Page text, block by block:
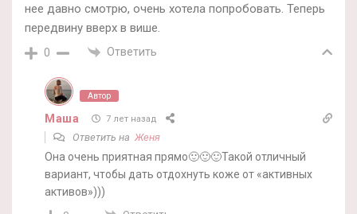
нее давно смотрю, очень хотела попробовать. Теперь
передвину вверх в више.
0 Ответить
Автор
Маша 7 лет назад
Ответить на Женя
Она очень приятная прямо🙂🙂🙂Такой отличный
вариант, чтобы дать отдохнуть коже от «активных
активов»)))